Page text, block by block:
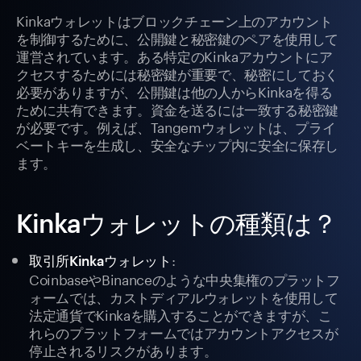
Kinkaウォレットはブロックチェーン上のアカウント
を制御するために、公開鍵と秘密鍵のペアを使用して
運営されています。ある特定のKinkaアカウントにア
クセスするためには秘密鍵が重要で、秘密にしておく
必要がありますが、公開鍵は他の人からKinkaを得る
ために共有できます。資金を送るには一致する秘密鍵
が必要です。例えば、Tangemウォレットは、プライ
ベートキーを生成し、安全なチップ内に安全に保存し
ます。
Kinkaウォレットの種類は？
取引所Kinkaウォレット :
CoinbaseやBinanceのような中央集権のプラットフ
ォームでは、カストディアルウォレットを使用して
法定通貨でKinkaを購入することができますが、こ
れらのプラットフォームではアカウントアクセスが
停止されるリスクがあります。